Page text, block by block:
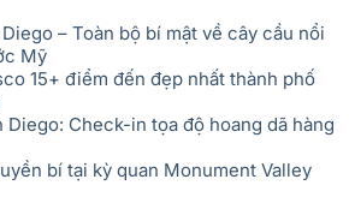
– Toàn bộ bí mật về cây cầu nổi
Mỹ
15+ điểm đến đẹp nhất thành phố
Diego: Check-in tọa độ hoang dã hàng
bí tại kỳ quan Monument Valley